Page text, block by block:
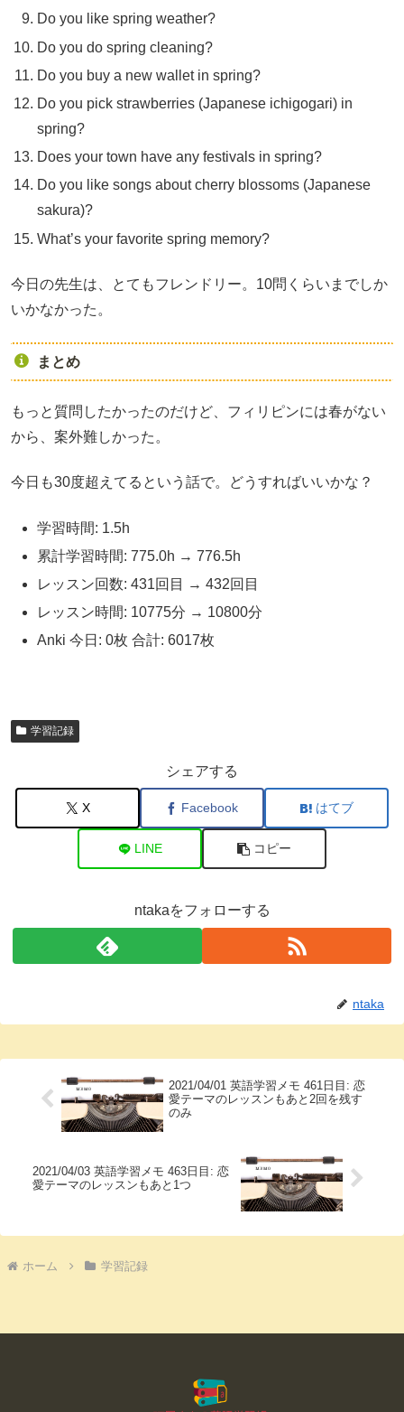
Do you like spring weather?
Do you do spring cleaning?
Do you buy a new wallet in spring?
Do you pick strawberries (Japanese ichigogari) in
spring?
Does your town have any festivals in spring?
Do you like songs about cherry blossoms (Japanese
sakura)?
What’s your favorite spring memory?
今日の先生は、とてもフレンドリー。10問くらいまでしか
いかなかった。
まとめ
もっと質問したかったのだけど、フィリピンには春がない
から、案外難しかった。
今日も30度超えてるという話で。どうすればいいかな？
学習時間: 1.5h
累計学習時間: 775.0h → 776.5h
レッスン回数: 431回目 → 432回目
レッスン時間: 10775分 → 10800分
Anki 今日: 0枚 合計: 6017枚
学習記録
シェアする
X Facebook はてブ
LINE コピー
ntakaをフォローする
ntaka
2021/04/01 英語学習メモ 461日目: 恋
愛テーマのレッスンもあと2回を残す
のみ
2021/04/03 英語学習メモ 463日目: 恋
愛テーマのレッスンもあと1つ
ホーム 学習記録